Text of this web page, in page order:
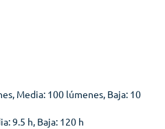
Media: 100 lúmenes, Baja: 10
9.5 h, Baja: 120 h